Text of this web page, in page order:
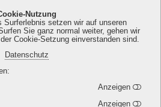
Nutzung
Surferlebnis setzen wir auf unseren
Sie ganz normal weiter, gehen wir
Cookie-Setzung einverstanden sind.
Datenschutz
Anzeigen
Anzeigen
Widerrufsbelehrung
Kontakt